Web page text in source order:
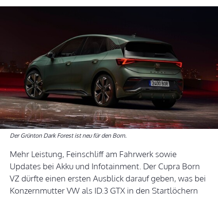
Der Grünton Dark Forest ist neu für den Born.
Mehr Leistung, Feinschliff am Fahrwerk sowie
Updates bei Akku und Infotainment. Der Cupra Born
VZ dürfte einen ersten Ausblick darauf geben, was bei
Konzernmutter VW als ID.3 GTX in den Startlöchern